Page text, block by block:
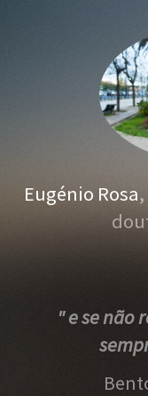
Eugénio Rosa
" e se não